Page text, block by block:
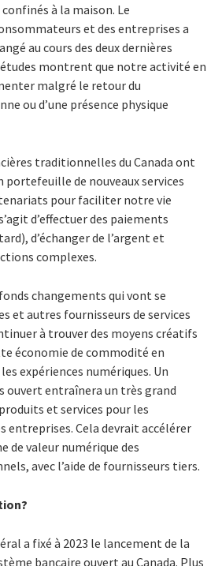
à la maison. Le
et des entreprises a
au cours des deux dernières
études montrent que notre activité en
malgré le retour du
ou d’une présence physique
traditionnelles du Canada ont
portefeuille de nouveaux services
pour faciliter notre vie
d’effectuer des paiements
d’échanger de l’argent et
complexes.
changements qui vont se
et autres fournisseurs de services
à trouver des moyens créatifs
économie de commodité en
expériences numériques. Un
ouvert entraînera un très grand
et services pour les
entreprises. Cela devrait accélérer
de valeur numérique des
avec l’aide de fournisseurs tiers.
a fixé à 2023 le lancement de la
bancaire ouvert au Canada. Plus